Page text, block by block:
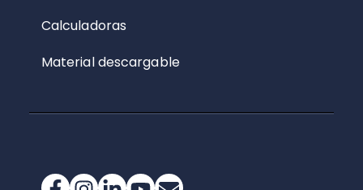
Calculadoras
Material descargable